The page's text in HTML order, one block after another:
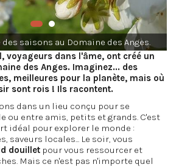
saisons au Domaine des Anges.
voyageurs dans l'âme, ont créé un
des Anges. Imaginez... des
meilleures pour la planète, mais où
sont rois ! Ils racontent.
dans un lieu conçu pour se
ou entre amis, petits et grands. C'est
idéal pour explorer le monde :
saveurs locales... Le soir, vous
douillet pour vous ressourcer et
Mais ce n'est pas n'importe quel